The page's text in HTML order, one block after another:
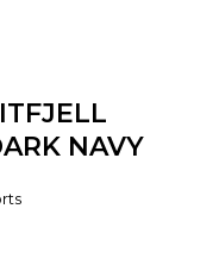
NAVY